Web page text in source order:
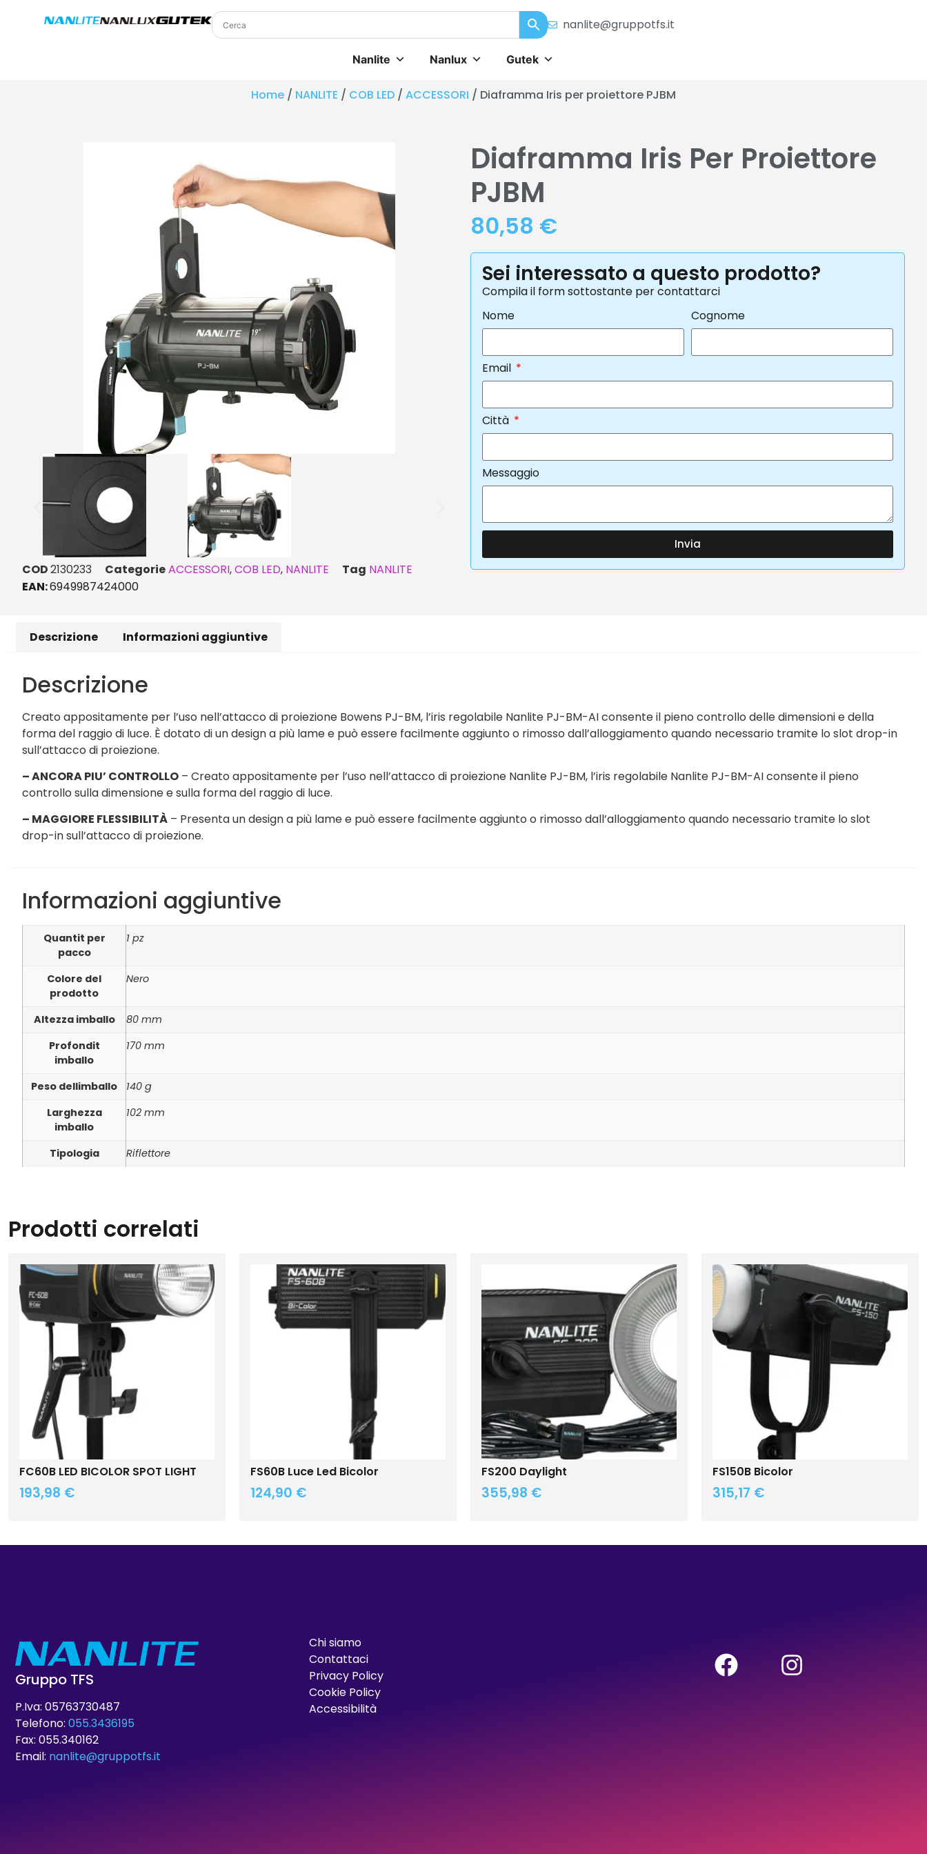
nanlite@gruppotfs.it
Nanlite Nanlux Gutek
Home / NANLITE / COB LED / ACCESSORI / Diaframma Iris per proiettore PJBM
COD2130233 CategorieACCESSORI,COB LED, NANLITE Tag NANLITE
EAN:6949987424000
Diaframma Iris Per Proiettore
PJBM
80,58 €
Sei interessato a questo prodotto?
Compila il form sottostante per contattarci
Nome
Cognome
Email
Città
Messaggio
Invia
Descrizione Informazioni aggiuntive
Descrizione
Creato appositamente per l’uso nell’attacco di proiezione Bowens PJ-BM, l’iris regolabile Nanlite PJ-BM-AI consente il pieno controllo delle dimensioni e della
forma del raggio di luce. È dotato di un design a più lame e può essere facilmente aggiunto o rimosso dall’alloggiamento quando necessario tramite lo slot drop-in
sull’attacco di proiezione.
– ANCORA PIU’ CONTROLLO – Creato appositamente per l’uso nell’attacco di proiezione Nanlite PJ-BM, l’iris regolabile Nanlite PJ-BM-AI consente il pieno
controllo sulla dimensione e sulla forma del raggio di luce.
– MAGGIORE FLESSIBILITÀ – Presenta un design a più lame e può essere facilmente aggiunto o rimosso dall’alloggiamento quando necessario tramite lo slot
drop-in sull’attacco di proiezione.
Informazioni aggiuntive
Quantit per
pacco
1 pz
Colore del
prodotto
Nero
Altezza imballo
80 mm
Profondit
imballo
170 mm
Peso dellimballo
140 g
Larghezza
imballo
102 mm
Tipologia Riflettore
Prodotti correlati
FC60B LED BICOLOR SPOT LIGHT
193,98 €
FS60B Luce Led Bicolor
124,90 €
FS200 Daylight
355,98 €
FS150B Bicolor
315,17 €
Gruppo TFS
P.Iva: 05763730487
Telefono: 055.3436195
Fax: 055.340162
Email: nanlite@gruppotfs.it
Chi siamo
Contattaci
Privacy Policy
Cookie Policy
Accessibilità